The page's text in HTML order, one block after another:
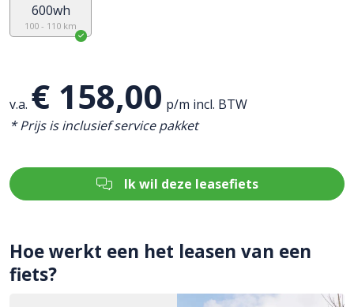
600wh
100 - 110 km
v.a. € 158,00 p/m incl. BTW
* Prijs is inclusief service pakket
Ik wil deze leasefiets
Hoe werkt een het leasen van een
fiets?